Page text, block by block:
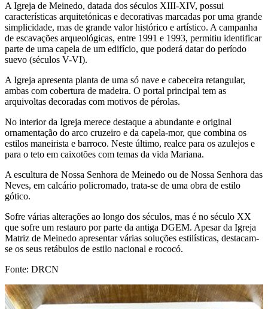
A Igreja de Meinedo, datada dos séculos XIII-XIV, possui
características arquitetónicas e decorativas marcadas por uma grande
simplicidade, mas de grande valor histórico e artístico. A campanha
de escavações arqueológicas, entre 1991 e 1993, permitiu identificar
parte de uma capela de um edifício, que poderá datar do período
suevo (séculos V-VI).
A Igreja apresenta planta de uma só nave e cabeceira retangular,
ambas com cobertura de madeira. O portal principal tem as
arquivoltas decoradas com motivos de pérolas.
No interior da Igreja merece destaque a abundante e original
ornamentação do arco cruzeiro e da capela-mor, que combina os
estilos maneirista e barroco. Neste último, realce para os azulejos e
para o teto em caixotões com temas da vida Mariana.
A escultura de Nossa Senhora de Meinedo ou de Nossa Senhora das
Neves, em calcário policromado, trata-se de uma obra de estilo
gótico.
Sofre várias alterações ao longo dos séculos, mas é no século XX
que sofre um restauro por parte da antiga DGEM. Apesar da Igreja
Matriz de Meinedo apresentar várias soluções estilísticas, destacam-
se os seus retábulos de estilo nacional e rococó.
Fonte: DRCN